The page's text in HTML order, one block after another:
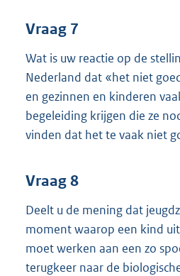
Vraag 7
Wat is uw reactie op de
Nederland dat «het niet
en gezinnen en kinderen
begeleiding krijgen die ze
vinden dat het te vaak niet
Vraag 8
Deelt u de mening dat
moment waarop een kind
moet werken aan een zo
terugkeer naar de